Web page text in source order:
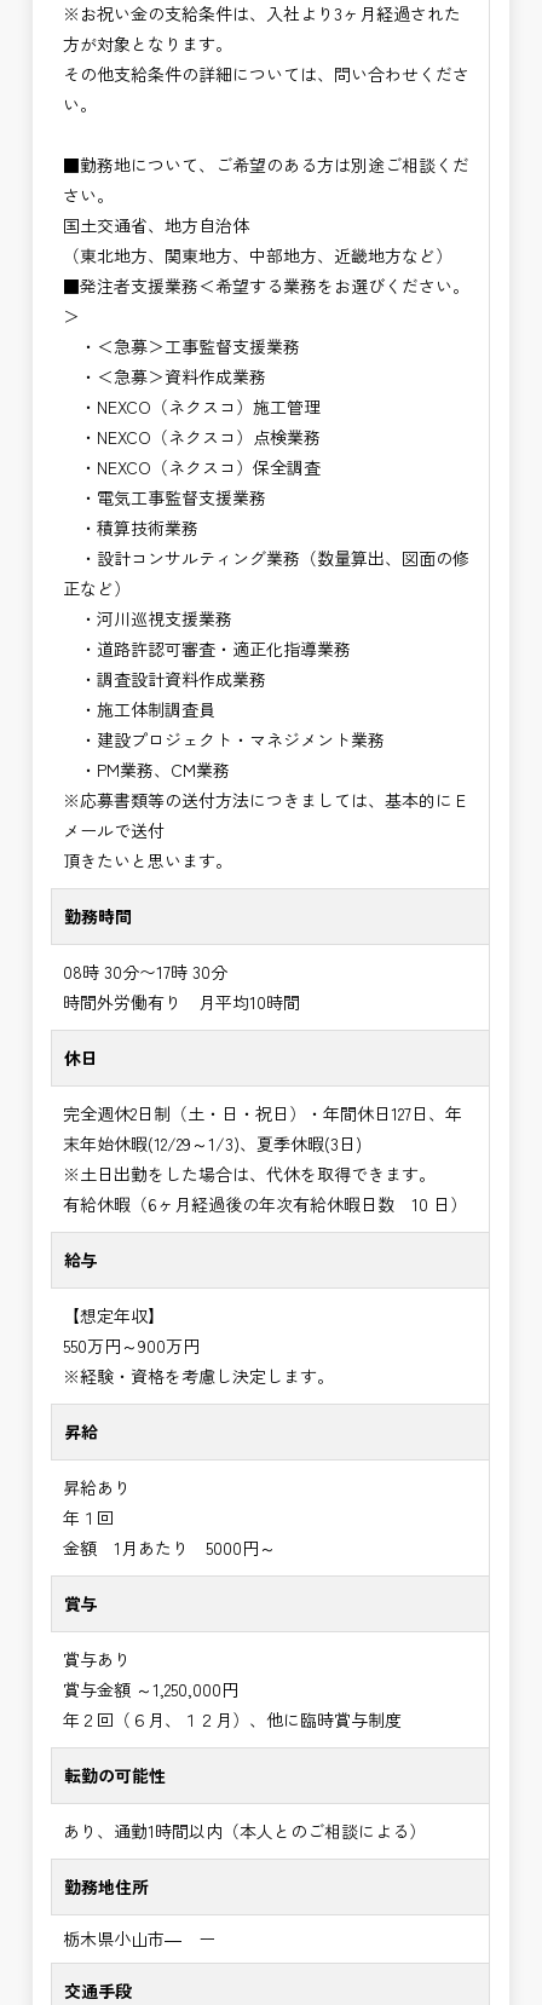
※お祝い金の支給条件は、入社より3ヶ月経過された
方が対象となります。
その他支給条件の詳細については、問い合わせくださ
い。
■勤務地について、ご希望のある方は別途ご相談くだ
さい。
国土交通省、地方自治体
（東北地方、関東地方、中部地方、近畿地方など）
■発注者支援業務＜希望する業務をお選びください。
＞
・＜急募＞工事監督支援業務
・＜急募＞資料作成業務
・NEXCO（ネクスコ）施工管理
・NEXCO（ネクスコ）点検業務
・NEXCO（ネクスコ）保全調査
・電気工事監督支援業務
・積算技術業務
・設計コンサルティング業務（数量算出、図面の修
正など）
・河川巡視支援業務
・道路許認可審査・適正化指導業務
・調査設計資料作成業務
・施工体制調査員
・建設プロジェクト・マネジメント業務
・PM業務、CM業務
※応募書類等の送付方法につきましては、基本的にＥ
メールで送付
頂きたいと思います。
勤務時間
08時 30分〜17時 30分
時間外労働有り 月平均10時間
休日
完全週休2日制（土・日・祝日）・年間休日127日、年
末年始休暇(12/29～1/3)、夏季休暇(3日)
※土日出勤をした場合は、代休を取得できます。
有給休暇（6ヶ月経過後の年次有給休暇日数 10 日）
給与
【想定年収】
550万円～900万円
※経験・資格を考慮し決定します。
昇給
昇給あり
年１回
金額 1月あたり 5000円～
賞与
賞与あり
賞与金額 ～1,250,000円
年２回（６月、１２月）、他に臨時賞与制度
転勤の可能性
あり、通勤1時間以内（本人とのご相談による）
勤務地住所
栃木県小山市― ー
交通手段